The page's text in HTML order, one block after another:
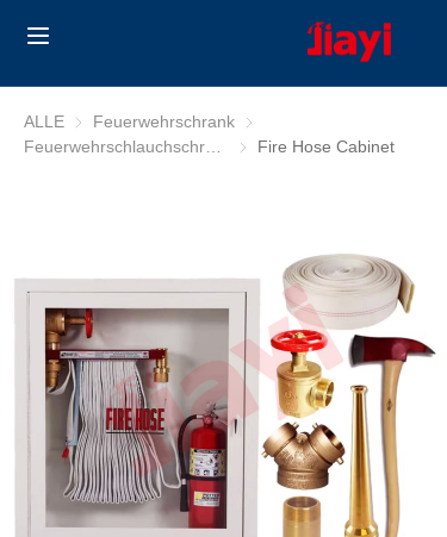
ALLE Feuerwehrschrank Feuerwehrschrank
Feuerwehrschlauchschrank
Fire Hose Cabinet
Products
Blog
Über uns
Contact us